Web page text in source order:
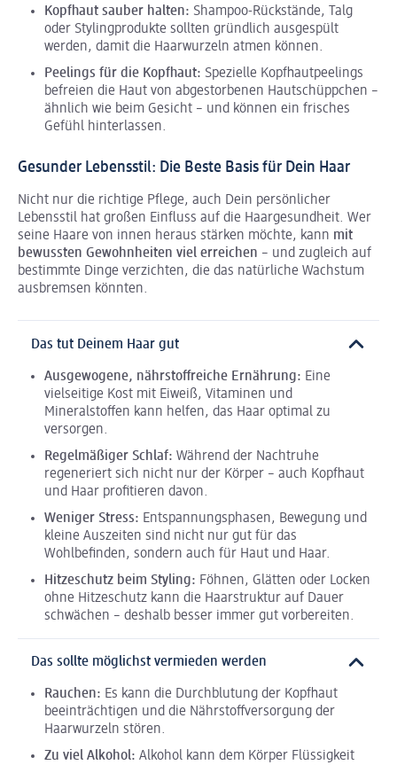
Kopfhaut sauber halten: Shampoo-Rückstände, Talg
oder Stylingprodukte sollten gründlich ausgespült
werden, damit die Haarwurzeln atmen können.
Peelings für die Kopfhaut: Spezielle Kopfhautpeelings
befreien die Haut von abgestorbenen Hautschüppchen –
ähnlich wie beim Gesicht – und können ein frisches
Gefühl hinterlassen.
Gesunder Lebensstil: Die Beste Basis für Dein Haar
Nicht nur die richtige Pflege, auch Dein persönlicher
Lebensstil hat großen Einfluss auf die Haargesundheit. Wer
seine Haare von innen heraus stärken möchte, kann mit
bewussten Gewohnheiten viel erreichen – und zugleich auf
bestimmte Dinge verzichten, die das natürliche Wachstum
ausbremsen könnten.
Das tut Deinem Haar gut
Ausgewogene, nährstoffreiche Ernährung: Eine
vielseitige Kost mit Eiweiß, Vitaminen und
Mineralstoffen kann helfen, das Haar optimal zu
versorgen.
Regelmäßiger Schlaf: Während der Nachtruhe
regeneriert sich nicht nur der Körper – auch Kopfhaut
und Haar profitieren davon.
Weniger Stress: Entspannungsphasen, Bewegung und
kleine Auszeiten sind nicht nur gut für das
Wohlbefinden, sondern auch für Haut und Haar.
Hitzeschutz beim Styling: Föhnen, Glätten oder Locken
ohne Hitzeschutz kann die Haarstruktur auf Dauer
schwächen – deshalb besser immer gut vorbereiten.
Das sollte möglichst vermieden werden
Rauchen: Es kann die Durchblutung der Kopfhaut
beeinträchtigen und die Nährstoffversorgung der
Haarwurzeln stören.
Zu viel Alkohol: Alkohol kann dem Körper Flüssigkeit